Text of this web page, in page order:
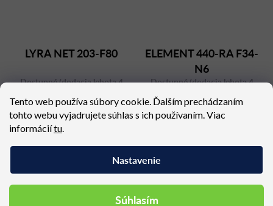
Tento web používa súbory cookie. Ďalším prechádzaním
tohto webu vyjadrujete súhlas s ich používaním. Viac
informáciítu
Nastavenie
Súhlasím
LYRA NET 203-F80
Dostupné (dodacia lehota 4
338,25 €
ELEMENT 440-RA F34-
N6
Dostupné (dodacia lehota 4
505,53 €
Podobné produkty